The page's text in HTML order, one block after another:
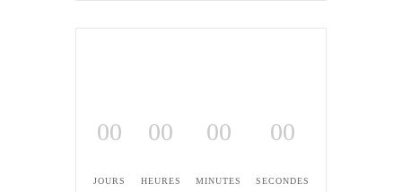
00
JOURS
00
HEURES
00
MINUTES
00
SECONDES